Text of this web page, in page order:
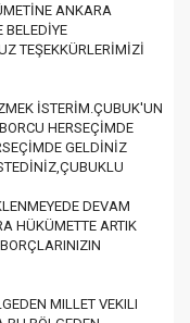
ANKARA
BELEDİYE
TEŞEKKÜRLERİMİZİ
İSTERİM.ÇUBUK'UN
HERSEÇİMDE
GELDİNİZ
DEVAM
HÜKÜMETTE ARTIK
MILLET VEKILI